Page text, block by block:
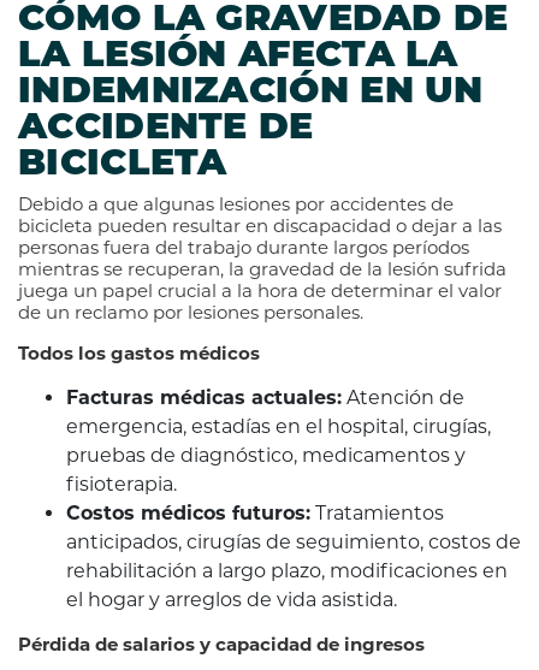
CÓMO LA GRAVEDAD DE
LA LESIÓN AFECTA LA
INDEMNIZACIÓN EN UN
ACCIDENTE DE
BICICLETA
Debido a que algunas lesiones por accidentes de
bicicleta pueden resultar en discapacidad o dejar a las
personas fuera del trabajo durante largos períodos
mientras se recuperan, la gravedad de la lesión sufrida
juega un papel crucial a la hora de determinar el valor
de un reclamo por lesiones personales.
Todos los gastos médicos
Facturas médicas actuales: Atención de
emergencia, estadías en el hospital, cirugías,
pruebas de diagnóstico, medicamentos y
fisioterapia.
Costos médicos futuros: Tratamientos
anticipados, cirugías de seguimiento, costos de
rehabilitación a largo plazo, modificaciones en
el hogar y arreglos de vida asistida.
Pérdida de salarios y capacidad de ingresos